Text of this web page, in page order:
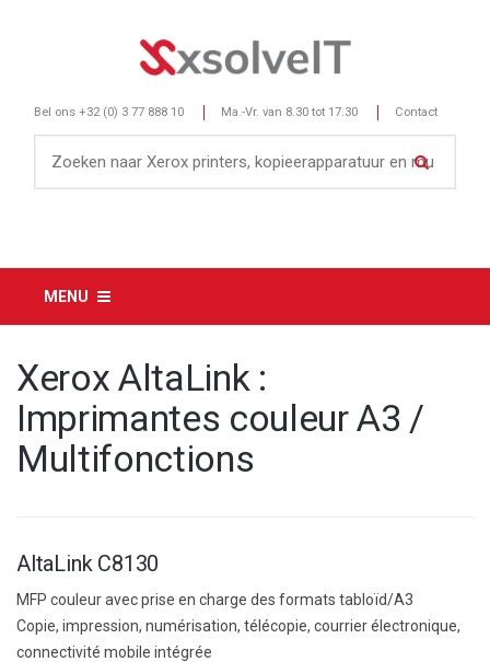
Bel ons +32 (0) 3 77 888 10 Ma.-Vr. van 8.30 tot 17.30 Contact
MENU
Xerox AltaLink :
Imprimantes couleur A3 /
Multifonctions
AltaLink C8130
MFP couleur avec prise en charge des formats tabloïd/A3
Copie, impression, numérisation, télécopie, courrier électronique,
connectivité mobile intégrée